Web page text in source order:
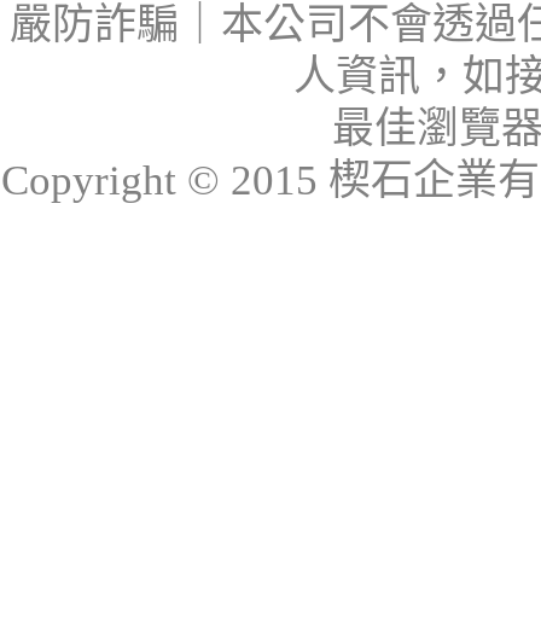
嚴防詐騙｜本公司不會透過
人資訊，如
最佳瀏覽
Copyright © 2015 楔石企業